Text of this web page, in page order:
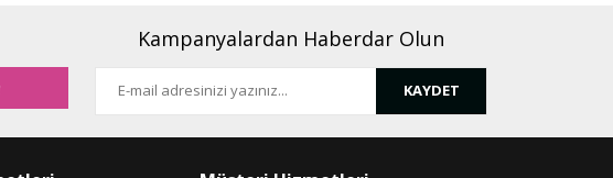
Kampanyalardan Haberdar Olun
KAYDET